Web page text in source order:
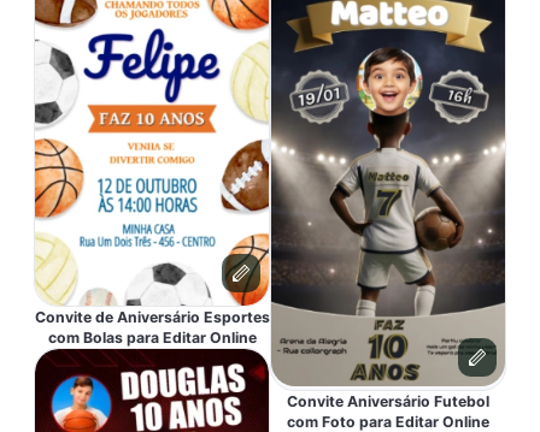
Convite de Aniversário Esportes
com Bolas para Editar Online
Convite Aniversário Futebol
com Foto para Editar Online